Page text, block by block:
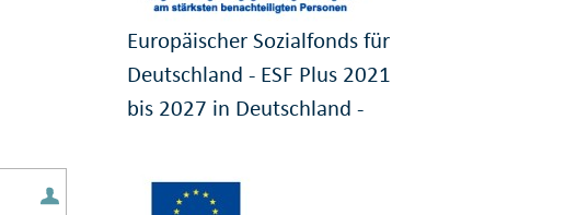
Europäischer Sozialfonds für
Deutschland - ESF Plus 2021
bis 2027 in Deutschland -